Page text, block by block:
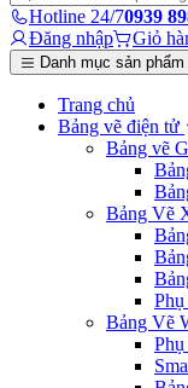
Hotline 24/70939
Đăng nhập
Giỏ
Danh mục sản phẩm
Trang chủ
Bảng vẽ điện tử
Bảng vẽ
Bảng Vẽ
Bảng Vẽ